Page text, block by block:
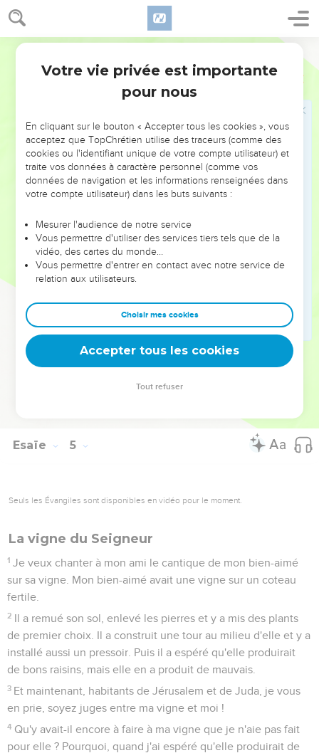
Esaïe 4
1 Ce jour-là, sept femmes s’empareront d’un seul homme en
disant : « Nous mangerons notre propre pain et nous
mettrons nos propres habits, mais fais-nous seulement porter
ton nom ! Enlève notre déshonneur ! »
Les survivants de Jérusalem
A ce moment-là, le germe de l'Eternel sera splendide et
glorieux, et le fruit du pays sera source de fierté et d’honneur
pour les rescapés d'Israël.
Ceux qui subsisteront à Sion, ceux qui auront survécu à
Jérusalem seront appelés saints, tous ceux qui seront inscrits
Cela arrivera lorsque le Seigneur aura lavé les souillures
des filles de Sion et purifié Jérusalem du sang qui se trouve
au milieu d'elle par le souffle du jugement et par le souffle
de la destruction.
L'Eternel fera alors apparaître, sur toute l'étendue du mont
Sion et sur ses lieux de réunion, une nuée fumante pendant
le jour et un feu de flammes éclatantes pendant la nuit, car
tout ce qui est glorieux sera abrité.
Il y aura un abri pour donner de l'ombre contre la chaleur
Esaïe 5
Seuls les Évangiles sont disponibles en vidéo pour le moment.
La vigne du Seigneur
1 Je veux chanter à mon ami le cantique de mon bien-aimé
sur sa vigne. Mon bien-aimé avait une vigne sur un coteau
fertile.
2 Il a remué son sol, enlevé les pierres et y a mis des plants
de premier choix. Il a construit une tour au milieu d'elle et y a
installé aussi un pressoir. Puis il a espéré qu'elle produirait
de bons raisins, mais elle en a produit de mauvais.
3 Et maintenant, habitants de Jérusalem et de Juda, je vous
en prie, soyez juges entre ma vigne et moi !
4 Qu'y avait-il encore à faire à ma vigne que je n'aie pas fait
pour elle ? Pourquoi, quand j'ai espéré qu'elle produirait de
Votre vie privée est importante
pour nous
En cliquant sur le bouton « Accepter tous les cookies », vous
acceptez que TopChrétien utilise des traceurs (comme des
cookies ou l'identifiant unique de votre compte utilisateur) et
traite vos données à caractère personnel (comme vos
données de navigation et les informations renseignées dans
votre compte utilisateur) dans les buts suivants :
Mesurer l'audience de notre service
Vous permettre d'utiliser des services tiers tels que de la
vidéo, des cartes du monde…
Vous permettre d'entrer en contact avec notre service de
relation aux utilisateurs.
Choisir mes cookies
Accepter tous les cookies
Tout refuser